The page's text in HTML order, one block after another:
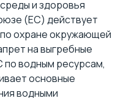
и здоровья
(ЕС) действует
охране окружающей
на выгребные
по водным ресурсам,
основные
водными